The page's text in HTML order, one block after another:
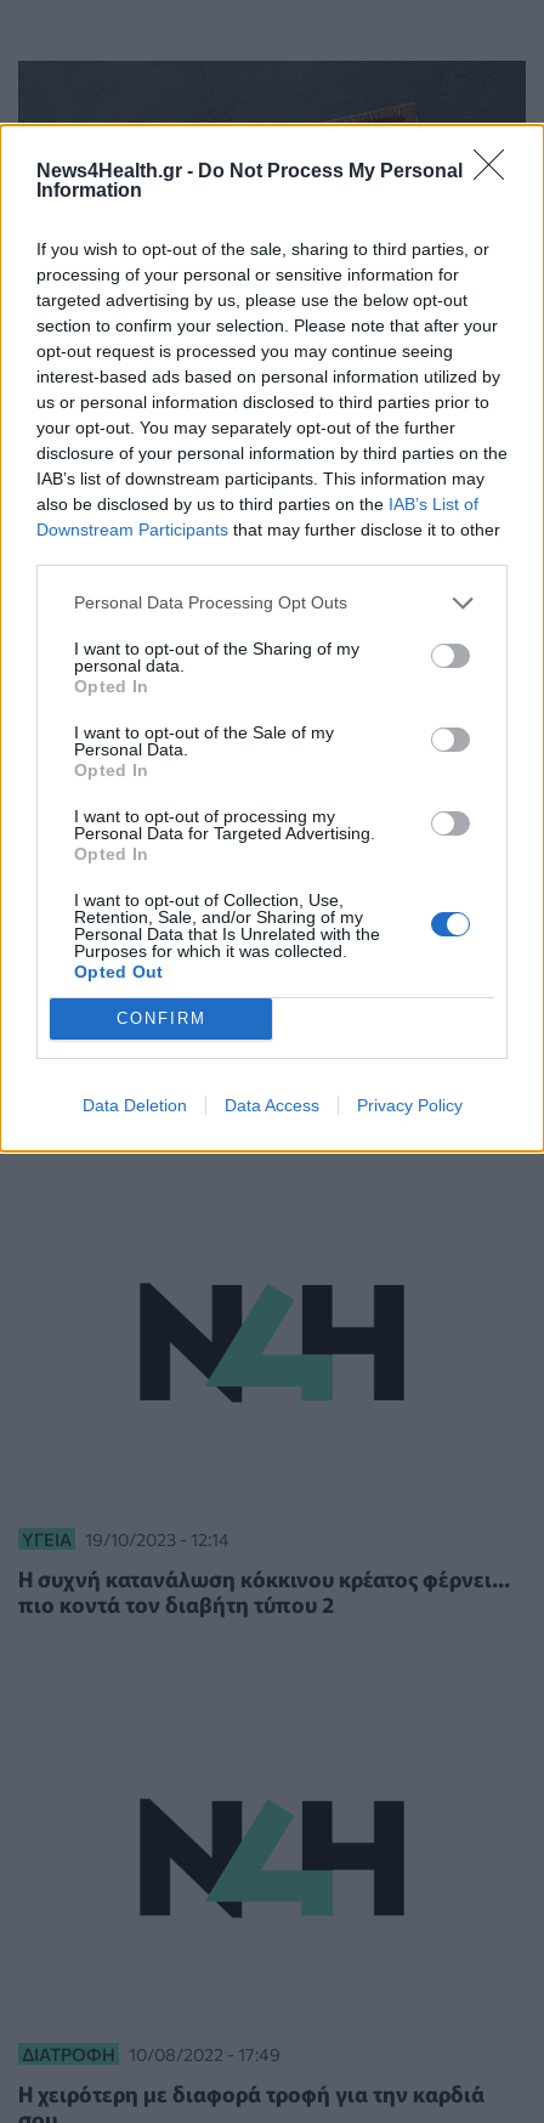
News4Health.gr - Do Not Process My Personal
Information
If you wish to opt-out of the sale, sharing to third parties, or
processing of your personal or sensitive information for
targeted advertising by us, please use the below opt-out
section to confirm your selection. Please note that after your
opt-out request is processed you may continue seeing
interest-based ads based on personal information utilized by
us or personal information disclosed to third parties prior to
your opt-out. You may separately opt-out of the further
disclosure of your personal information by third parties on the
IAB’s list of downstream participants. This information may
also be disclosed by us to third parties on the IAB’s List of
Downstream Participants that may further disclose it to other
Personal Data Processing Opt Outs
I want to opt-out of the Sharing of my
personal data.
Opted In
I want to opt-out of the Sale of my
Personal Data.
Opted In
I want to opt-out of processing my
Personal Data for Targeted Advertising.
Opted In
I want to opt-out of Collection, Use,
Retention, Sale, and/or Sharing of my
Personal Data that Is Unrelated with the
Purposes for which it was collected.
Opted Out
CONFIRM
Data Deletion Data Access Privacy Policy
ΔΙΑΤΡΟΦΉ 26/01/2024 - 09:21
Ποια θέση πρέπει να έχει το κόκκινο κρέας στη
διατροφή μας
25/10/2023 - 12:14
Ύποπτο για ανάπτυξη διαβήτη τύπου 2 το
κόκκινο κρέας - Προσοχή στην κατανάλωσή του
ΥΓΕΊΑ 19/10/2023 - 12:14
Η συχνή κατανάλωση κόκκινου κρέατος φέρνει...
πιο κοντά τον διαβήτη τύπου 2
ΔΙΑΤΡΟΦΉ 10/08/2022 - 17:49
Η χειρότερη με διαφορά τροφή για την καρδιά